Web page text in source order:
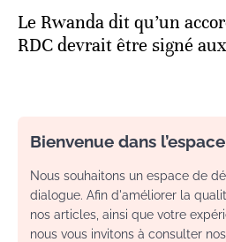
Le Rwanda dit qu’un
RDC devrait être signé
Bienvenue dans
Nous souhaitons un espace de
dialogue. Afin d'améliorer la
nos articles, ainsi que votre
nous vous invitons à consulter